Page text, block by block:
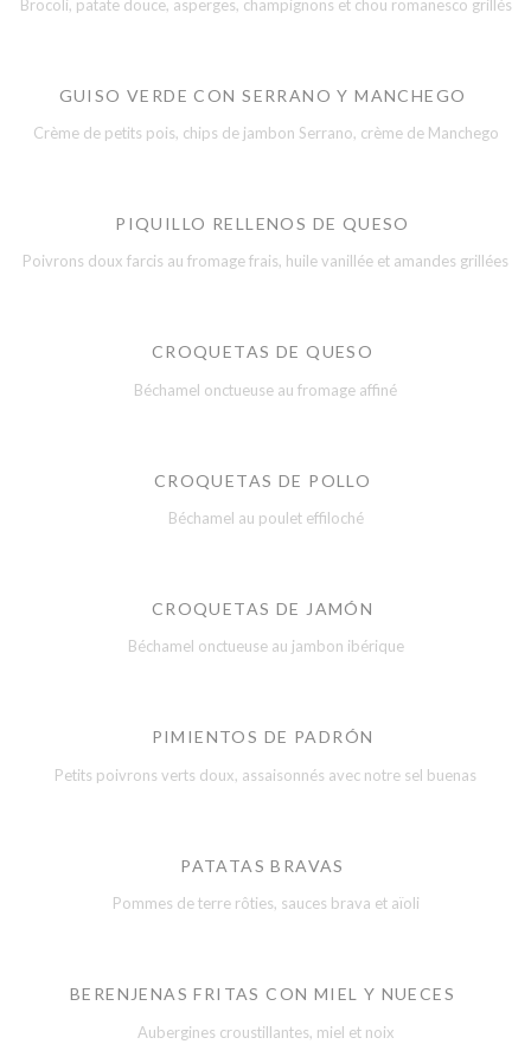
Brocoli, patate douce, asperges, champignons et chou romanesco grillés
GUISO VERDE CON SERRANO Y MANCHEGO
Crème de petits pois, chips de jambon Serrano, crème de Manchego
PIQUILLO RELLENOS DE QUESO
Poivrons doux farcis au fromage frais, huile vanillée et amandes grillées
CROQUETAS DE QUESO
Béchamel onctueuse au fromage affiné
CROQUETAS DE POLLO
Béchamel au poulet effiloché
CROQUETAS DE JAMÓN
Béchamel onctueuse au jambon ibérique
PIMIENTOS DE PADRÓN
Petits poivrons verts doux, assaisonnés avec notre sel buenas
PATATAS BRAVAS
Pommes de terre rôties, sauces brava et aïoli
BERENJENAS FRITAS CON MIEL Y NUECES
Aubergines croustillantes, miel et noix